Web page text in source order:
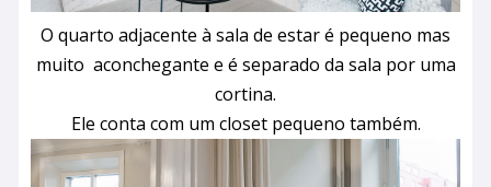
O quarto adjacente à sala de estar é pequeno mas
muito aconchegante e é separado da sala por uma
cortina.
Ele conta com um closet pequeno também.